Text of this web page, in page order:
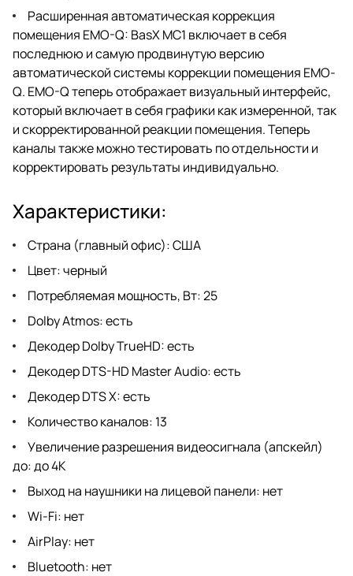
Расширенная автоматическая коррекция
помещения EMO-Q: BasX MC1 включает в себя
последнюю и самую продвинутую версию
автоматической системы коррекции помещения EMO-
Q. EMO-Q теперь отображает визуальный интерфейс,
который включает в себя графики как измеренной, так
и скорректированной реакции помещения. Теперь
каналы также можно тестировать по отдельности и
корректировать результаты индивидуально.
Характеристики:
Страна (главный офис): США
Цвет: черный
Потребляемая мощность, Вт: 25
Dolby Atmos: есть
Декодер Dolby TrueHD: есть
Декодер DTS-HD Master Audio: есть
Декодер DTS X: есть
Количество каналов: 13
Увеличение разрешения видеосигнала (апскейл)
до: до 4K
Выход на наушники на лицевой панели: нет
Wi-Fi: нет
AirPlay: нет
Bluetooth: нет